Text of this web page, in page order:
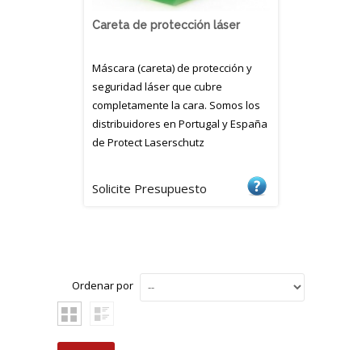
Careta de protección láser
Máscara (careta) de protección y
seguridad láser que cubre
completamente la cara. Somos los
distribuidores en Portugal y España
de Protect Laserschutz
Solicite Presupuesto
Ordenar por